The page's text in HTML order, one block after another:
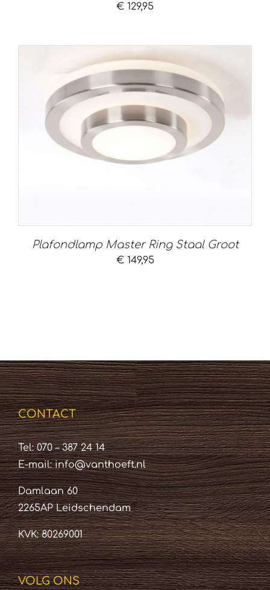
€ 129,95
Plafondlamp Master Ring Staal Groot
€149,95
CONTACT
Tel: 070 – 387 24 14
E-mail:info@vanthoeft.nl
Damlaan 60
2265AP Leidschendam
KVK: 80269001
VOLG ONS